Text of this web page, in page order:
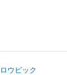
ウピック